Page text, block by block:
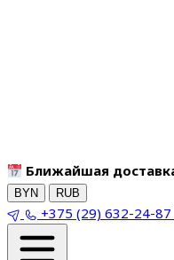
Ближайшая
BYN RUB
+375 (29) 632-24-87